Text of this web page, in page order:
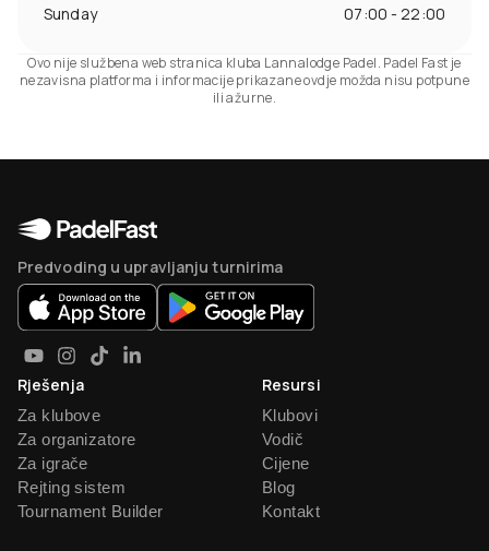
Sunday
07:00 - 22:00
Ovo nije službena web stranica kluba Lannalodge Padel. Padel Fast je
nezavisna platforma i informacije prikazane ovdje možda nisu potpune
ili ažurne.
Predvoding u upravljanju turnirima
Rješenja
Za klubove
Za organizatore
Za igrače
Rejting sistem
Tournament Builder
Resursi
Klubovi
Vodič
Cijene
Blog
Kontakt